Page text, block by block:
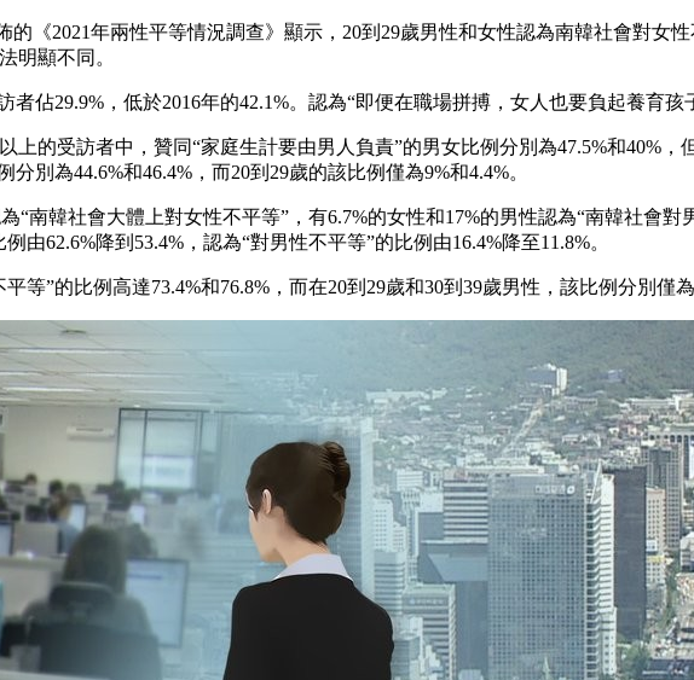
《2021年兩性平等情況調查》顯示，20到29歲男性和女性認為南韓社會對女
明顯不同。
佔29.9%，低於2016年的42.1%。認為“即便在職場拼搏，女人也要負起養育孩
上的受訪者中，贊同“家庭生計要由男人負責”的男女比例分別為47.5%和40%，
別為44.6%和46.4%，而20到29歲的該比例僅為9%和4.4%。
“南韓社會大體上對女性不平等”，有6.7%的女性和17%的男性認為“南韓社會
由62.6%降到53.4%，認為“對男性不平等”的比例由16.4%降至11.8%。
等”的比例高達73.4%和76.8%，而在20到29歲和30到39歲男性，該比例分別僅為